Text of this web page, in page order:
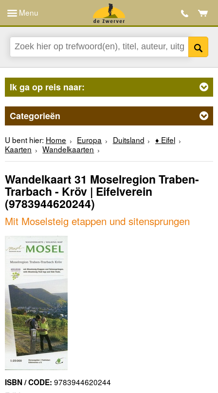
Menu
Ik ga op reis naar:
Categorieën
U bent hier: Home Europa Duitsland
♦ Eifel
Kaarten
Wandelkaarten
Wandelkaart 31 Moselregion Traben-
Trarbach - Kröv | Eifelverein
(9783944620244)
Mit Moselsteig etappen und sitensprungen
ISBN / CODE: 9783944620244